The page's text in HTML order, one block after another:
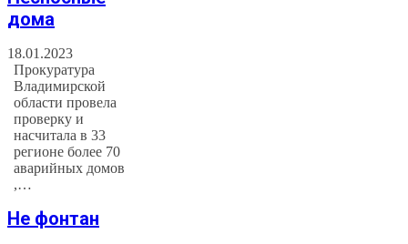
дома
18.01.2023
Прокуратура
Владимирской
области провела
проверку и
насчитала в 33
регионе более 70
аварийных домов
,…
Не фонтан